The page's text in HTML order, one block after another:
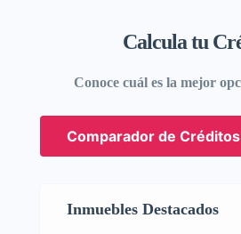
Calcula tu
Conoce cuál es la mejor
Comparador de
Inmuebles Destacados